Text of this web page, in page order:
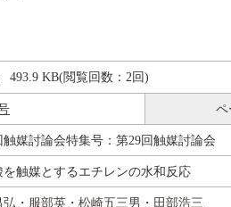
493.9 KB(閲覧回数：2回)
ペ
触媒討論会特集号：第29回触媒討論会
を触媒とするエチレンの水和反応
弘 ・ 服部英 ・ 松崎五三男 ・ 田部浩三